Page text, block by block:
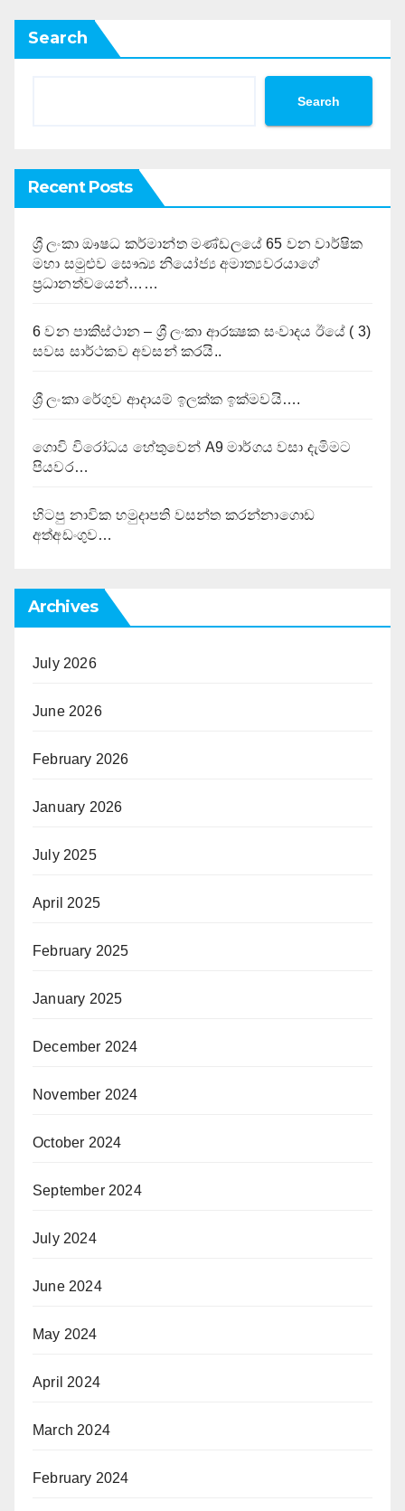
Search
Search
Recent Posts
ශ්‍රී ලංකා ඖෂධ කර්මාන්ත මණ්ඩලයේ 65 වන වාර්ෂික
මහා සමුළුව සෞඛ්‍ය නියෝජ්‍ය අමාත්‍යවරයාගේ
ප්‍රධානත්වයෙන්……
6 වන පාකිස්ථාන – ශ්‍රී ලංකා ආරක්‍ෂක සංවාදය ඊයේ ( 3)
සවස සාර්ථකව අවසන් කරයි..
ශ්‍රී ලංකා රේගුව ආදායම් ඉලක්ක ඉක්මවයි….
ගොවි විරෝධය හේතුවෙන් A9 මාර්ගය වසා දැමිමට
පියවර…
හිටපු නාවික හමුදාපති වසන්ත කරන්නාගොඩ
අත්අඩංගුව…
Archives
July 2026
June 2026
February 2026
January 2026
July 2025
April 2025
February 2025
January 2025
December 2024
November 2024
October 2024
September 2024
July 2024
June 2024
May 2024
April 2024
March 2024
February 2024